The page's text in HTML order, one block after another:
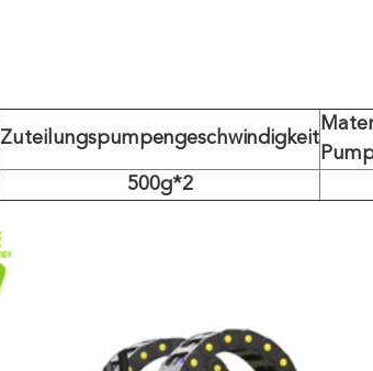
Zuteilungspumpengeschwindigkeit
500g*2